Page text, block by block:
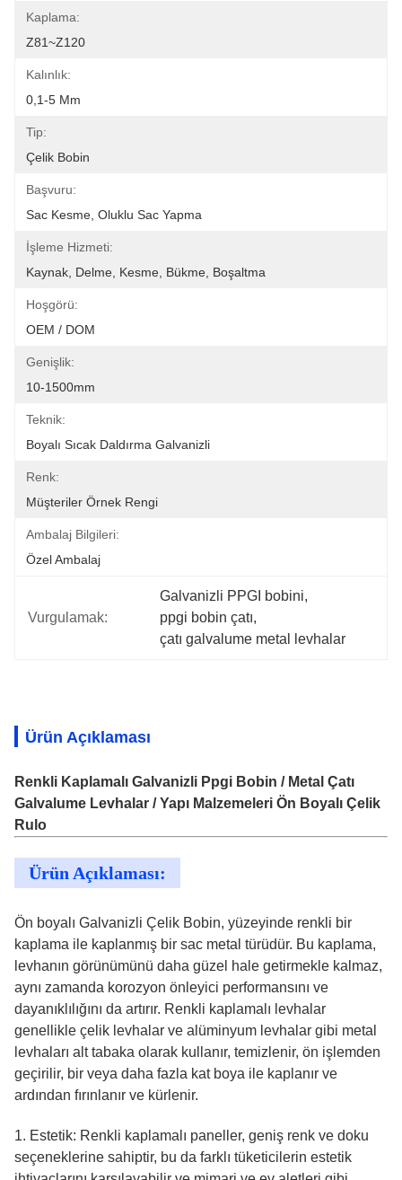
Kaplama:
Z81~Z120
Kalınlık:
0,1-5 Mm
Tip:
Çelik Bobin
Başvuru:
Sac Kesme, Oluklu Sac Yapma
İşleme Hizmeti:
Kaynak, Delme, Kesme, Bükme, Boşaltma
Hoşgörü:
OEM / DOM
Genişlik:
10-1500mm
Teknik:
Boyalı Sıcak Daldırma Galvanizli
Renk:
Müşteriler Örnek Rengi
Ambalaj Bilgileri:
Özel Ambalaj
Vurgulamak:
Galvanizli PPGI bobini,
ppgi bobin çatı,
çatı galvalume metal levhalar
Ürün Açıklaması
Renkli Kaplamalı Galvanizli Ppgi Bobin / Metal Çatı
Galvalume Levhalar / Yapı Malzemeleri Ön Boyalı Çelik
Rulo
Ürün Açıklaması:
Ön boyalı Galvanizli Çelik Bobin, yüzeyinde renkli bir
kaplama ile kaplanmış bir sac metal türüdür. Bu kaplama,
levhanın görünümünü daha güzel hale getirmekle kalmaz,
aynı zamanda korozyon önleyici performansını ve
dayanıklılığını da artırır. Renkli kaplamalı levhalar
genellikle çelik levhalar ve alüminyum levhalar gibi metal
levhaları alt tabaka olarak kullanır, temizlenir, ön işlemden
geçirilir, bir veya daha fazla kat boya ile kaplanır ve
ardından fırınlanır ve kürlenir.
1. Estetik: Renkli kaplamalı paneller, geniş renk ve doku
seçeneklerine sahiptir, bu da farklı tüketicilerin estetik